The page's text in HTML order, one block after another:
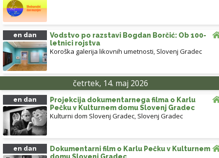
en dan
Vodstvo po razstavi Bogdan Borčić: Ob 100-
letnici rojstva
Koroška galerija likovnih umetnosti, Slovenj Gradec
četrtek, 14. maj 2026
en dan
Projekcija dokumentarnega filma o Karlu
Pečku v Kulturnem domu Slovenj Gradec
Kulturni dom Slovenj Gradec, Slovenj Gradec
en dan
Dokumentarni film o Karlu Pečku v Kulturnem